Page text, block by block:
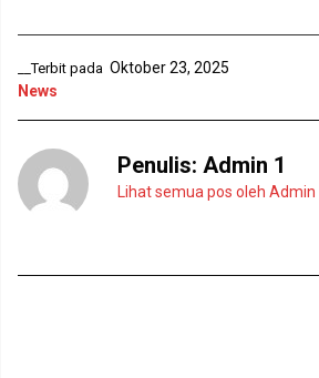
a
u
)
g
a
r
__Terbit pada Oktober 23, 2025
News
Penulis: Admin 1
Lihat semua pos oleh Admin